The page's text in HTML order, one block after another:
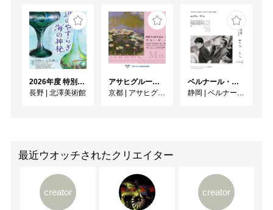
2026年度 特別展「ガレとドーム、アール･ヌーヴォーのガラス 水辺のやすらぎ、海の神秘」
長野 | 北澤美術館
アサヒグループ大山崎山荘美術館 開館30周年記念展「没後100年 クロード・モネ」
京都 | アサヒグループ大山崎山荘美術館
ベルナール・ビュフェと写真 ーカメラがとらえたビュフェとその時代、そして21 世紀へ
静岡 | ベルナール・ビュフェ美術館
最近ウオッチされたクリエイター
creator creator